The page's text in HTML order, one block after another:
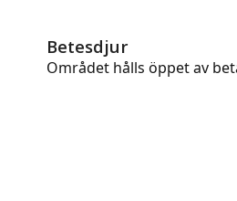
Betesdjur
Området hålls öppet av